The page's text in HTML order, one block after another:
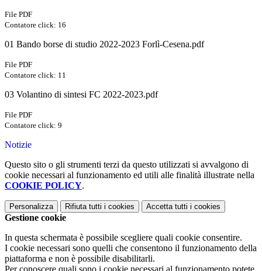
File PDF
Contatore click: 16
01 Bando borse di studio 2022-2023 Forlì-Cesena.pdf
File PDF
Contatore click: 11
03 Volantino di sintesi FC 2022-2023.pdf
File PDF
Contatore click: 9
Notizie
Questo sito o gli strumenti terzi da questo utilizzati si avvalgono di
cookie necessari al funzionamento ed utili alle finalità illustrate nella
COOKIE POLICY.
Personalizza Rifiuta tutti i cookies Accetta tutti i cookies
Gestione cookie
In questa schermata è possibile scegliere quali cookie consentire.
I cookie necessari sono quelli che consentono il funzionamento della
piattaforma e non è possibile disabilitarli.
Per conoscere quali sono i cookie necessari al funzionamento potete